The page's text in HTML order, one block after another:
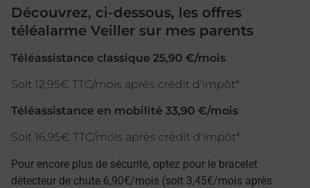
Découvrez, ci-dessous, les offres
téléalarme Veiller sur mes parents
Téléassistance classique 25,90 €/mois
Soit 12,95€ TTC/mois après crédit d'impôt*
Téléassistance en mobilité 33,90 €/mois
Soit 16,95€ TTC/mois après crédit d'impôt*
Pour encore plus de sécurité, optez pour le bracelet
détecteur de chute 6,90€/mois (soit 3,45€/mois après